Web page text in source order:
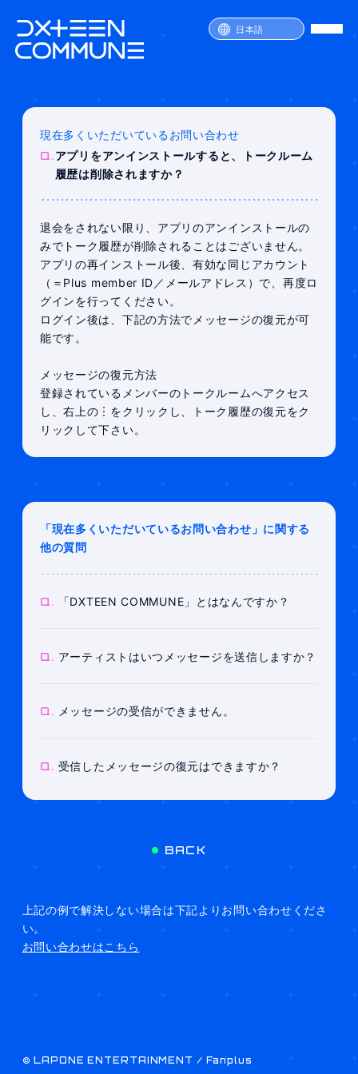
日本語
SERVICE
PRICE
ATTENTION
FAQ
JOIN
LOGIN
現在多くいただいているお問い合わせ
Q.アプリをアンインストールすると、トークルーム
履歴は削除されますか？
退会をされない限り、アプリのアンインストールの
みでトーク履歴が削除されることはございません。
アプリの再インストール後、有効な同じアカウント
（＝Plus member ID／メールアドレス）で、再度ロ
グインを行ってください。
ログイン後は、下記の方法でメッセージの復元が可
能です。
メッセージの復元方法
登録されているメンバーのトークルームへアクセス
し、右上の︙をクリックし、トーク履歴の復元をク
リックして下さい。
「現在多くいただいているお問い合わせ」に関する
他の質問
Q. 「DXTEEN COMMUNE」とはなんですか？
Q. アーティストはいつメッセージを送信しますか？
Q. メッセージの受信ができません。
Q. 受信したメッセージの復元はできますか？
BACK
上記の例で解決しない場合は下記よりお問い合わせくださ
い。
お問い合わせはこちら
© LAPONE ENTERTAINMENT / Fanplus